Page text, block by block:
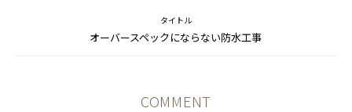
タイトル
オーバースペックにならない防水工事
COMMENT